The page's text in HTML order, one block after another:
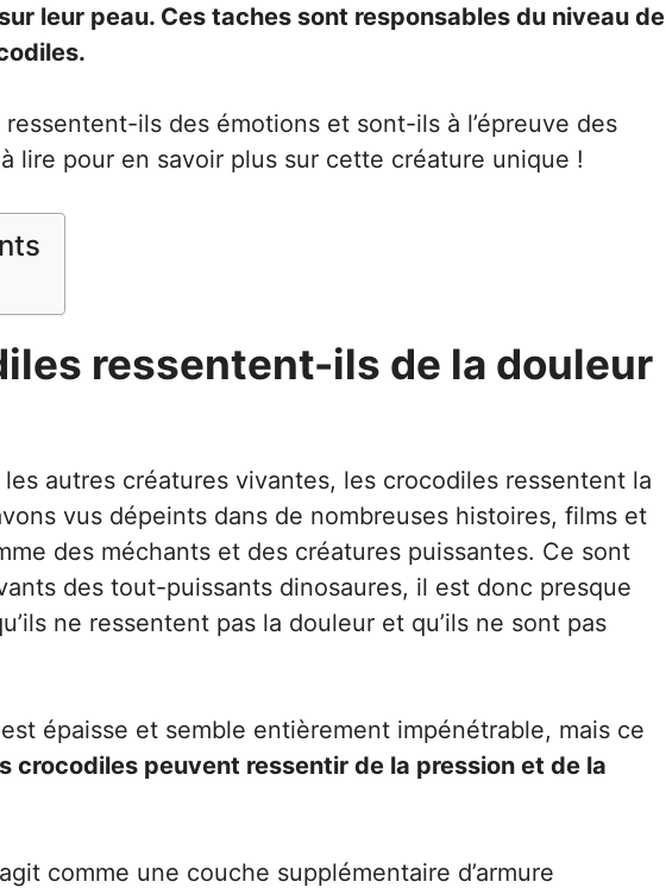
leur peau. Ces taches sont responsables du niveau de
ils des émotions et sont-ils à l’épreuve des
lire pour en savoir plus sur cette créature unique !
ressentent-ils de la douleur
autres créatures vivantes, les crocodiles ressentent la
vus dépeints dans de nombreuses histoires, films et
des méchants et des créatures puissantes. Ce sont
des tout-puissants dinosaures, il est donc presque
ne ressentent pas la douleur et qu’ils ne sont pas
épaisse et semble entièrement impénétrable, mais ce
crocodiles peuvent ressentir de la pression et de la
comme une couche supplémentaire d’armure